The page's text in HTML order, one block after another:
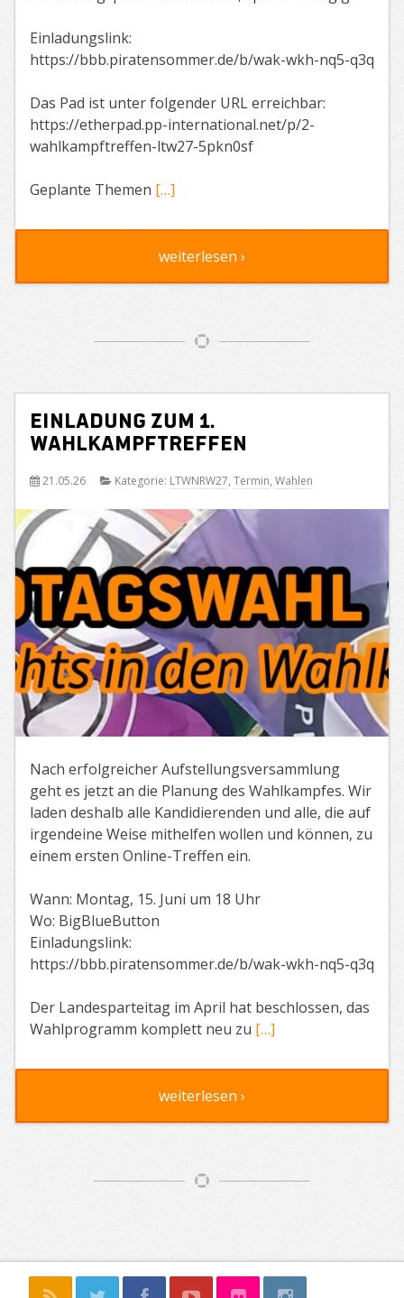
Einladungslink:
https://bbb.piratensommer.de/b/wak-wkh-nq5-q3q
Das Pad ist unter folgender URL erreichbar:
https://etherpad.pp-international.net/p/2-
wahlkampftreffen-ltw27-5pkn0sf
Geplante Themen […]
weiterlesen ›
Einladung zum 1.
Wahlkampftreffen
21.05.26 Kategorie: LTWNRW27, Termin, Wahlen
Nach erfolgreicher Aufstellungsversammlung
geht es jetzt an die Planung des Wahlkampfes. Wir
laden deshalb alle Kandidierenden und alle, die auf
irgendeine Weise mithelfen wollen und können, zu
einem ersten Online-Treffen ein.
Wann: Montag, 15. Juni um 18 Uhr
Wo: BigBlueButton
Einladungslink:
https://bbb.piratensommer.de/b/wak-wkh-nq5-q3q
Der Landesparteitag im April hat beschlossen, das
Wahlprogramm komplett neu zu […]
weiterlesen ›